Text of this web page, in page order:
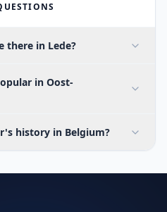
there in Lede?
in Oost-
history in Belgium?